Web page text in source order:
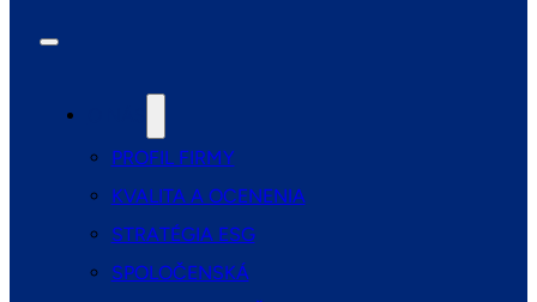
PROFIL FIRMY
KVALITA A OCENENIA
STRATÉGIA ESG
SPOLOČENSKÁ